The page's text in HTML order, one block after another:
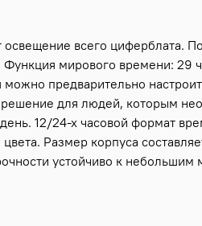
всего циферблата.
мирового времени:
предварительно
для людей, которым
12/24-х часовой формат
Размер корпуса
устойчиво к